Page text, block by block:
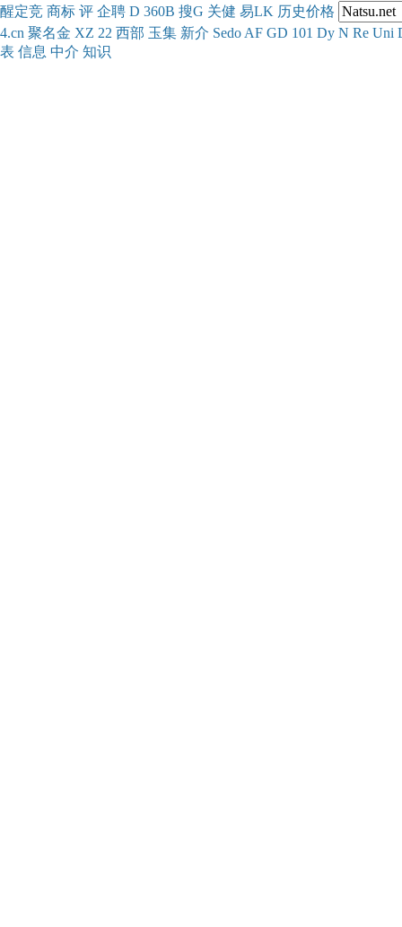
醒定竞 商标 评 企聘 D 360B 搜G 关健 易LK 历史价格
4.cn 聚名金 XZ 22 西部 玉集 新介 Sedo AF GD 101 Dy N Re Uni
表 信息 中介 知识